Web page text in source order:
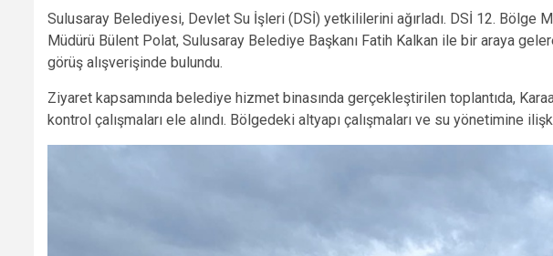
Sulusaray Belediyesi, Devlet Su İşleri (DSİ) yetkililerini ağırladı. DSİ 12. Bölge
Müdürü Bülent Polat, Sulusaray Belediye Başkanı Fatih Kalkan ile bir araya
görüş alışverişinde bulundu.
Ziyaret kapsamında belediye hizmet binasında gerçekleştirilen toplantıda,
kontrol çalışmaları ele alındı. Bölgedeki altyapı çalışmaları ve su yönetimine